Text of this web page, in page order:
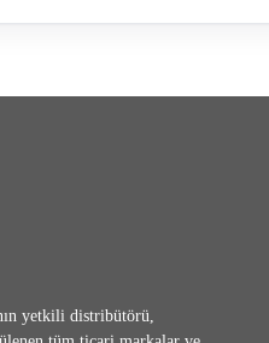
yetkili distribütörü,